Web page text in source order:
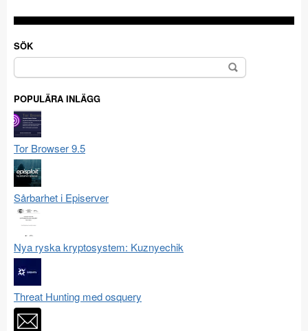
SÖK
Sök
efter:
POPULÄRA INLÄGG
Tor Browser 9.5
Sårbarhet i Episerver
Nya ryska kryptosystem: Kuznyechik
Threat Hunting med osquery